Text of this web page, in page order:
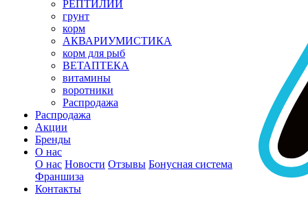
РЕПТИЛИИ
грунт
корм
АКВАРИУМИСТИКА
корм для рыб
ВЕТАПТЕКА
витамины
воротники
Распродажа
Распродажа
Акции
Бренды
О нас
О нас Новости Отзывы Бонусная система
Франшиза
Контакты